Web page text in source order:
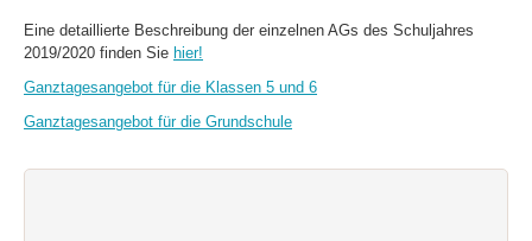
Eine detaillierte Beschreibung der einzelnen AGs des Schuljahres
2019/2020 finden Sie hier!
Ganztagesangebot für die Klassen 5 und 6
Ganztagesangebot für die Grundschule